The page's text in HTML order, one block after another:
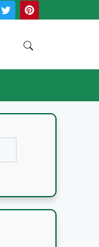
Search